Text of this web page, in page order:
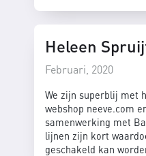
Heleen
Februari, 2020
We zijn superblij met
webshop neeve.com
samenwerking met
lijnen zijn kort
geschakeld kan